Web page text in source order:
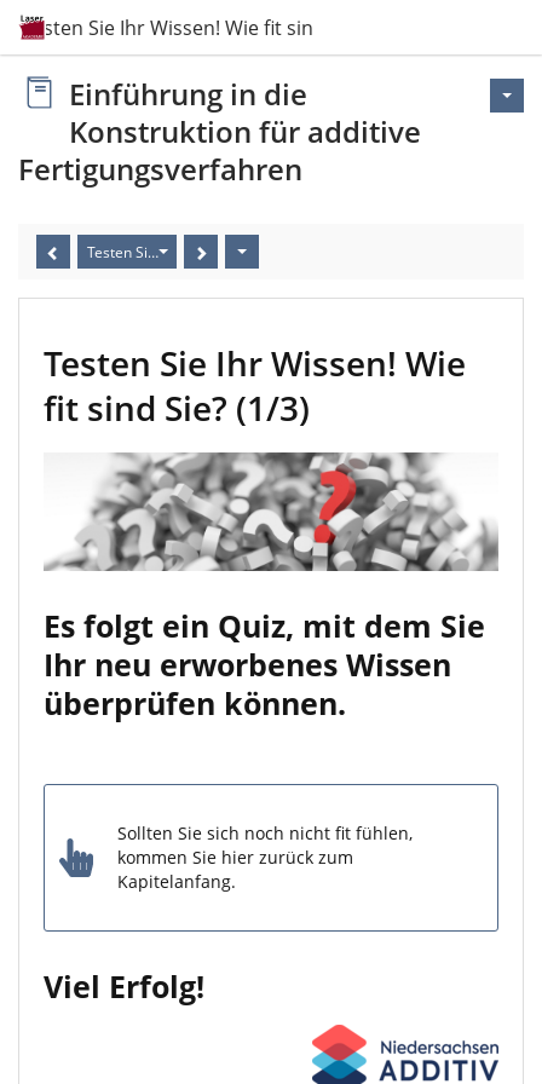
Testen Sie Ihr Wissen! Wie fit sind Sie?
Einführung in die
Konstruktion für additive
Fertigungsverfahren
Testen Sie Ihr Wissen! Wie fit sind Sie?
Testen Sie Ihr Wissen! Wie
fit sind Sie? (1/3)
Es folgt ein Quiz, mit dem Sie
Ihr neu erworbenes Wissen
überprüfen können.
Sollten Sie sich noch nicht fit fühlen,
kommen Sie hier zurück zum
Kapitelanfang.
Viel Erfolg!